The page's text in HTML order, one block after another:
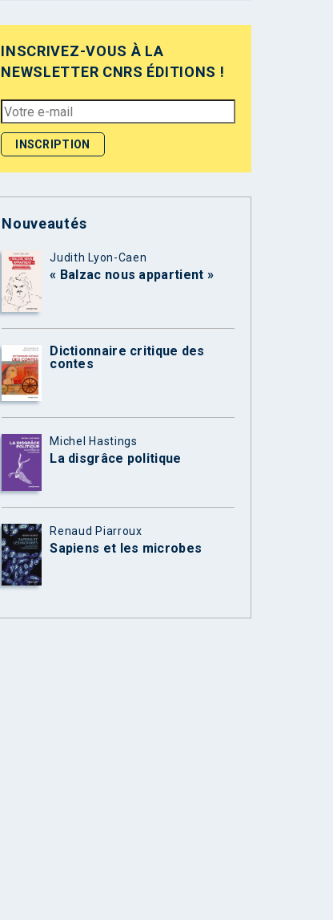
INSCRIVEZ-VOUS À LA
NEWSLETTER CNRS ÉDITIONS !
Nouveautés
Judith Lyon-Caen
« Balzac nous appartient »
Dictionnaire critique des
contes
Michel Hastings
La disgrâce politique
Renaud Piarroux
Sapiens et les microbes